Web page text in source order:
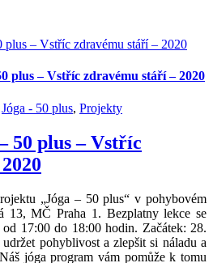
– Vstříc zdravému stáří – 2020
plus – Vstříc zdravému stáří – 2020
Jóga - 50 plus, Projekty
50 plus – Vstříc
„Jóga – 50 plus“ v pohybovém
13, MČ Praha 1. Bezplatny lekce se
17:00 do 18:00 hodin. Začátek: 28.
pohyblivost a zlepšit si náladu a
jóga program vám pomůže k tomu